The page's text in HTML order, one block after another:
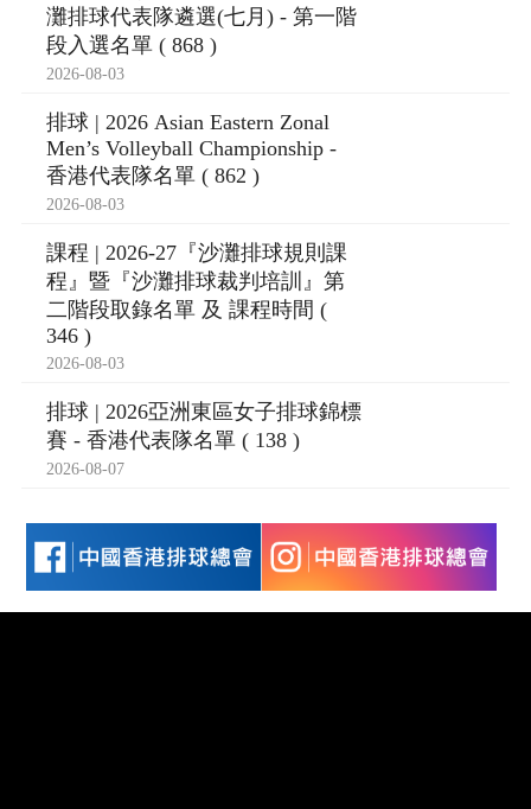
灘排球代表隊遴選(七月) - 第一階
段入選名單 ( 868 )
2026-08-03
排球 | 2026 Asian Eastern Zonal
Men’s Volleyball Championship -
香港代表隊名單 ( 862 )
2026-08-03
課程 | 2026-27『沙灘排球規則課
程』暨『沙灘排球裁判培訓』第
二階段取錄名單 及 課程時間 (
346 )
2026-08-03
排球 | 2026亞洲東區女子排球錦標
賽 - 香港代表隊名單 ( 138 )
2026-08-07